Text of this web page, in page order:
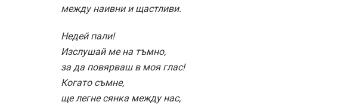
между наивни и щастливи.
Недей пали!
Изслушай ме на тъмно,
за да повярваш в моя глас!
Когато съмне,
ще легне сянка между нас,